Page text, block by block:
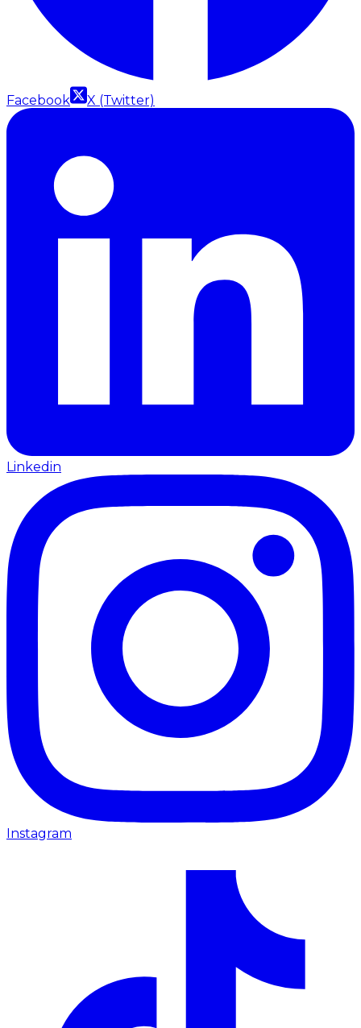
Facebook X (Twitter)
Linkedin
Instagram